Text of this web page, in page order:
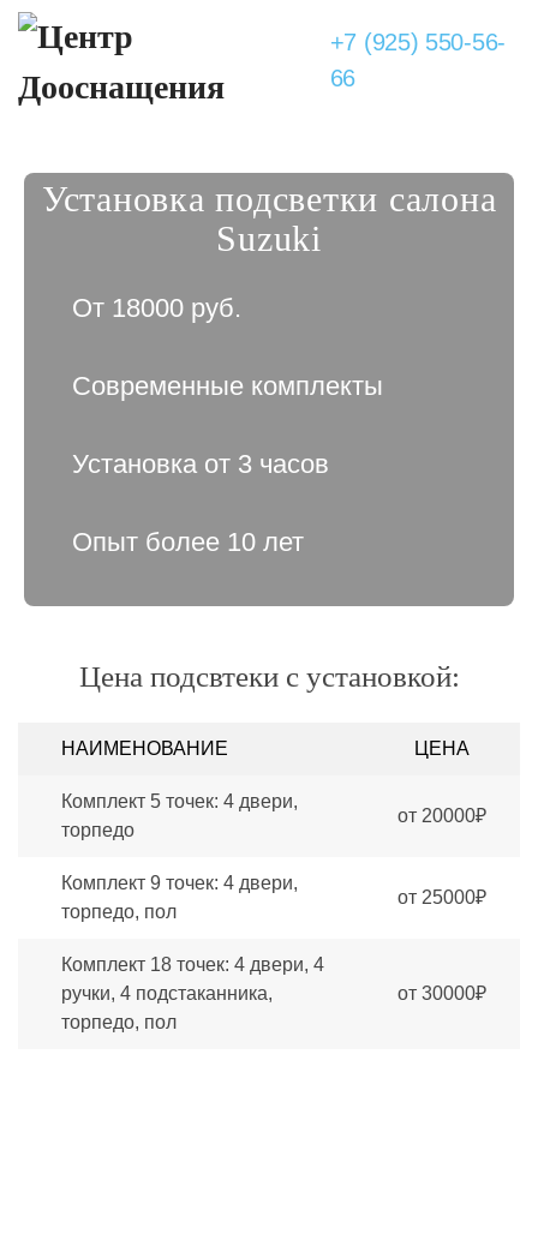
+7 (925) 550-56-
66
Установка подсветки салона
Suzuki
От 18000 руб.
Современные комплекты
Установка от 3 часов
Опыт более 10 лет
Цена подсвтеки с установкой:
НАИМЕНОВАНИЕ ЦЕНА
Комплект 5 точек: 4 двери,
торпедо
от 20000₽
Комплект 9 точек: 4 двери,
торпедо, пол
от 25000₽
Комплект 18 точек: 4 двери, 4
ручки, 4 подстаканника,
торпедо, пол
от 30000₽